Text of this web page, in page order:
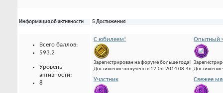
Информация об активности
Всего баллов:
593.2
Уровень
активности:
8
5 Достижения
С юбилеем!
Зарегистрирован на форуме больше года!
Достижение получено в 12.06.2014 08:46
Опытный
Участник Свежее